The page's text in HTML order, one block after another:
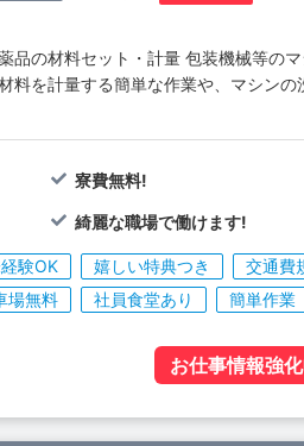
品の材料セット・計量 包装機械等の
料を計量する簡単な作業や、マシン
寮費無料!
綺麗な職場で働けます!
験OK 嬉しい特典つき 交通費
場無料 社員食堂あり 簡単作業
お仕事情報強化